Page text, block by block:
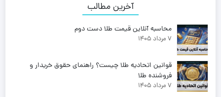
آخرین مطالب
محاسبه آنلاین قیمت طلا دست دوم
7 مرداد 1405
قوانین اتحادیه طلا چیست؟ راهنمای حقوق خریدار و
فروشنده طلا
7 مرداد 1405